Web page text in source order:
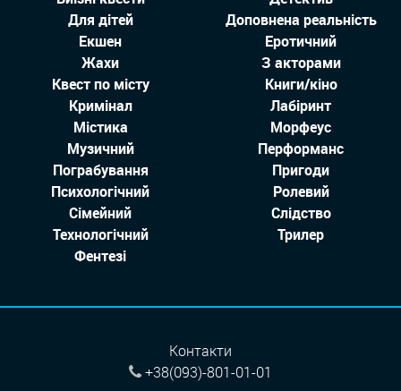
Для дітей
Доповнена реальність
Екшен
Еротичний
Жахи
З акторами
Квест по місту
Книги/кіно
Кримінал
Лабіринт
Містика
Морфеус
Музичний
Перформанс
Пограбування
Пригоди
Психологічний
Ролевий
Сімейний
Слідство
Технологiчний
Трилер
Фентезі
Контакти
+38(093)-801-01-01